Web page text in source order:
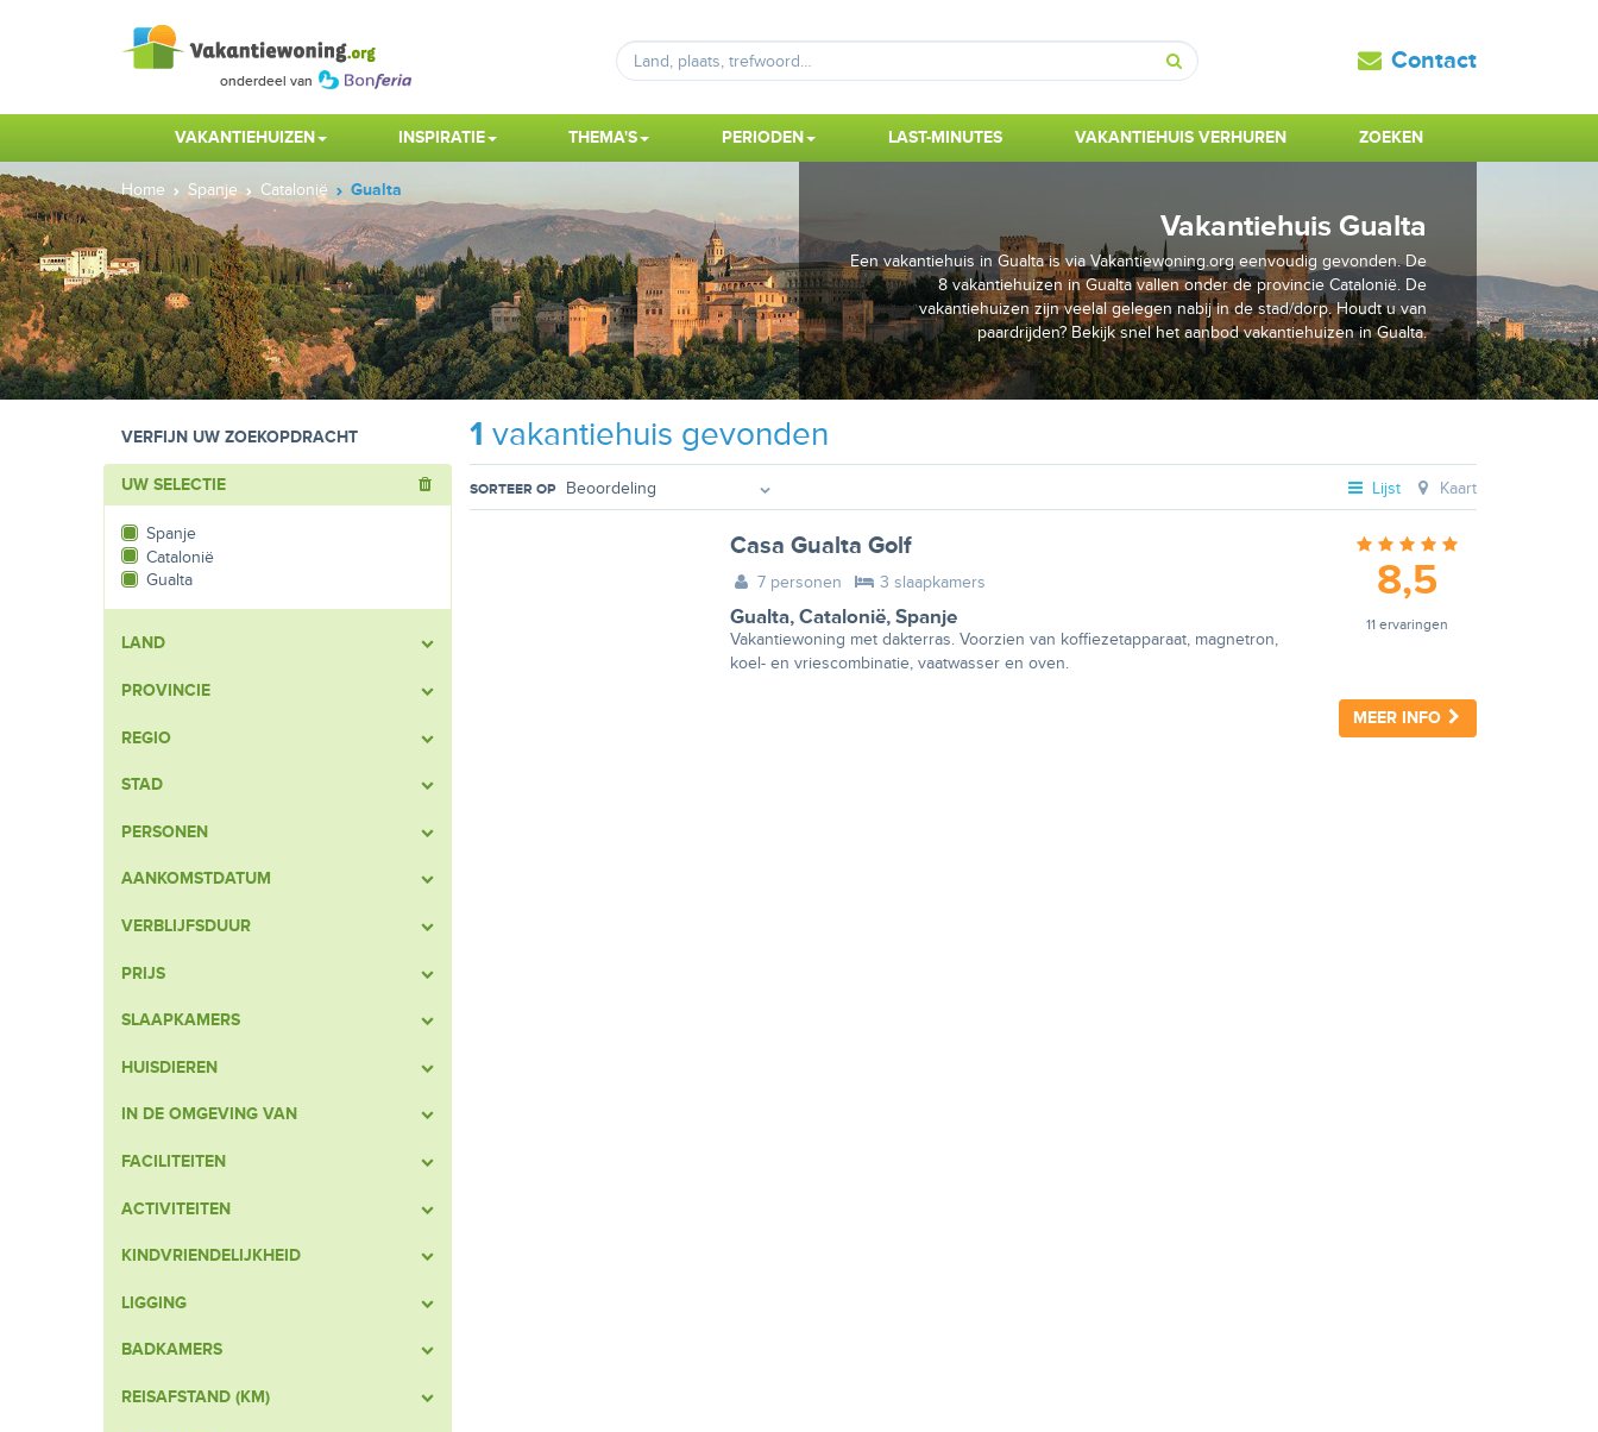
Zoeken
Contact
VAKANTIEHUIZEN INSPIRATIE THEMA'S PERIODEN LAST-MINUTES VAKANTIEHUIS VERHUREN ZOEKEN
Home Spanje Catalonië Gualta
Vakantiehuis Gualta
Een vakantiehuis in Gualta is via Vakantiewoning.org eenvoudig gevonden. De
8 vakantiehuizen in Gualta vallen onder de provincie Catalonië. De
vakantiehuizen zijn veelal gelegen nabij in de stad/dorp. Houdt u van
paardrijden? Bekijk snel het aanbod vakantiehuizen in Gualta.
VERFIJN UW ZOEKOPDRACHT 1 vakantiehuis gevonden
UW SELECTIE
Spanje
Catalonië
Gualta
LAND
PROVINCIE
REGIO
STAD
PERSONEN
AANKOMSTDATUM
VERBLIJFSDUUR
PRIJS
SLAAPKAMERS
HUISDIEREN
IN DE OMGEVING VAN
FACILITEITEN
ACTIVITEITEN
KINDVRIENDELIJKHEID
LIGGING
BADKAMERS
REISAFSTAND (KM)
SORTEER OP Lijst Kaart
Casa Gualta Golf
7 personen 3 slaapkamers
Gualta, Catalonië, Spanje
Vakantiewoning met dakterras. Voorzien van koffiezetapparaat, magnetron,
koel- en vriescombinatie, vaatwasser en oven.
8,5
11 ervaringen
MEER INFO